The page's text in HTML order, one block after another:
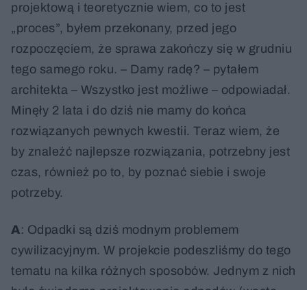
projektową i teoretycznie wiem, co to jest
„proces”, byłem przekonany, przed jego
rozpoczęciem, że sprawa zakończy się w grudniu
tego samego roku. – Damy radę? – pytałem
architekta – Wszystko jest możliwe – odpowiadał.
Minęły 2 lata i do dziś nie mamy do końca
rozwiązanych pewnych kwestii. Teraz wiem, że
by znaleźć najlepsze rozwiązania, potrzebny jest
czas, również po to, by poznać siebie i swoje
potrzeby.
A: Odpadki są dziś modnym problemem
cywilizacyjnym. W projekcie podeszliśmy do tego
tematu na kilka różnych sposobów. Jednym z nich